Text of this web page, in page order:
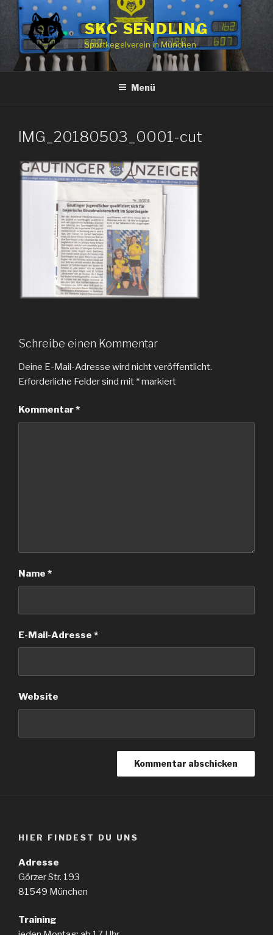
springen
SKC SENDLING
Sportkegelverein in München
Menü
IMG_20180503_0001-cut
Schreibe einen Kommentar
Deine E-Mail-Adresse wird nicht veröffentlicht.
Erforderliche Felder sind mit *markiert
Kommentar*
Name *
E-Mail-Adresse *
Website
HIER FINDEST DU UNS
Adresse
Görzer Str. 193
81549 München
Training